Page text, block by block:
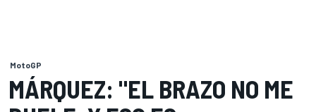
MotoGP
MÁRQUEZ: "EL BRAZO NO ME